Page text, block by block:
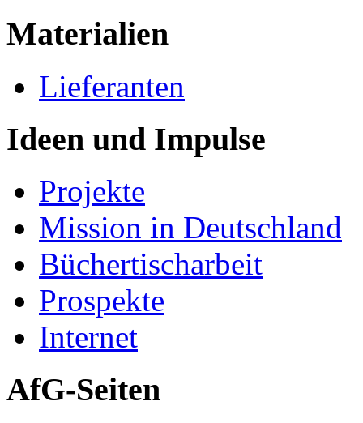
Materialien
Lieferanten
Ideen und Impulse
Projekte
Mission in Deutschland
Büchertischarbeit
Prospekte
Internet
AfG-Seiten